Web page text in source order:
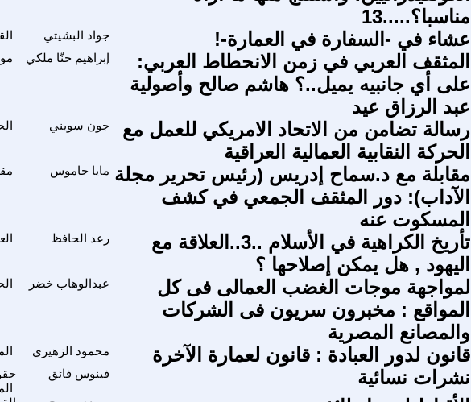
مناسبا؟.....13
جواد البشيتي عشاء في -السفارة في العمارة-!
إبراهيم حنّا ملكي
المثقف العربي في زمن الانحطاط العربي:
على أي جانبيه يميل..؟ هاشم صالح وأصولية
عبد الرزاق عيد
جون سويني
رسالة تضامن من الاتحاد الامريكي للعمل مع
الحركة النقابية العمالية العراقية
مايا جاموس مقابلة مع د.سماح إدريس (رئيس تحرير مجلة
الآداب): دور المثقف الجمعي في كشف
المسكوت عنه
رعد الحافظ
تأريخ الكراهية في الأسلام ..3..العلاقة مع
اليهود , هل يمكن إصلاحها ؟
عبدالوهاب خضر
لمواجهة موجات الغضب العمالى فى كل
المواقع : مخبرون سريون فى الشركات
والمصانع المصرية
محمود الزهيري قانون لدور العبادة : قانون لعمارة الآخرة
فينوس فائق نشرات نسائية